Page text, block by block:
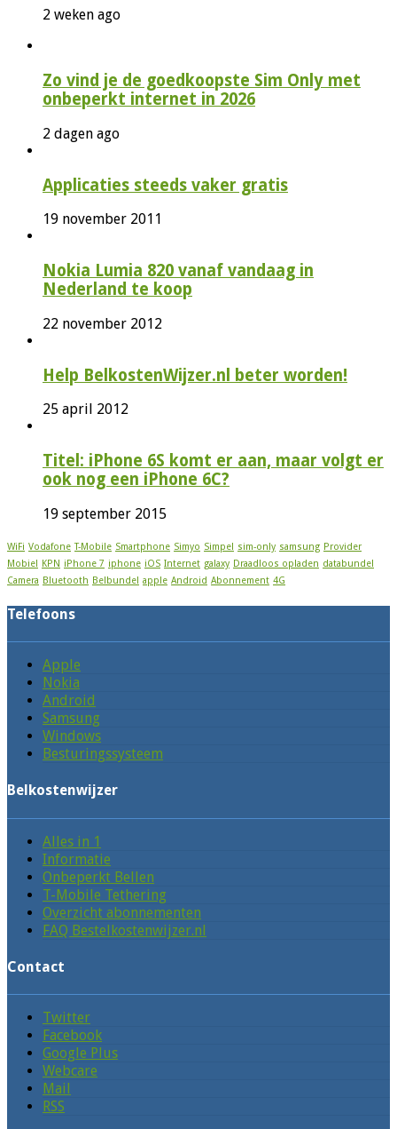
2 weken ago
Zo vind je de goedkoopste Sim Only met
onbeperkt internet in 2026
2 dagen ago
Applicaties steeds vaker gratis
19 november 2011
Nokia Lumia 820 vanaf vandaag in
Nederland te koop
22 november 2012
Help BelkostenWijzer.nl beter worden!
25 april 2012
Titel: iPhone 6S komt er aan, maar volgt er
ook nog een iPhone 6C?
19 september 2015
WiFi Vodafone T-Mobile Smartphone Simyo Simpel sim-only samsung Provider
Mobiel KPN iPhone 7 iphone iOS Internet galaxy Draadloos opladen databundel
Camera Bluetooth Belbundel apple Android Abonnement 4G
Telefoons
Apple
Nokia
Android
Samsung
Windows
Besturingssysteem
Belkostenwijzer
Alles in 1
Informatie
Onbeperkt Bellen
T-Mobile Tethering
Overzicht abonnementen
FAQ Bestelkostenwijzer.nl
Contact
Twitter
Facebook
Google Plus
Webcare
Mail
RSS